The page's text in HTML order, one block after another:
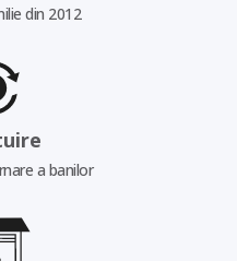
din 2012
a banilor